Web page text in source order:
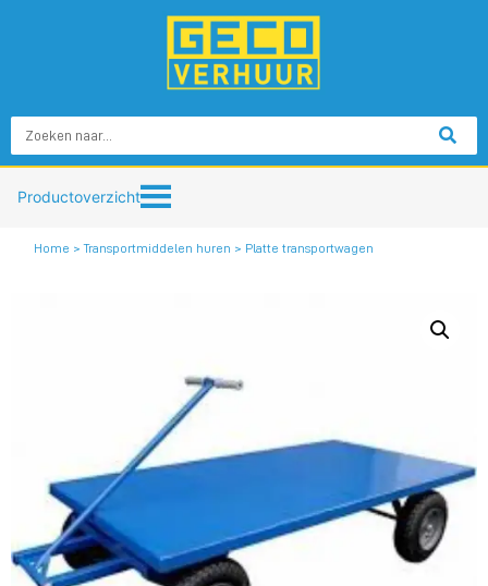
Productoverzicht
Home >Transportmiddelen huren > Platte transportwagen